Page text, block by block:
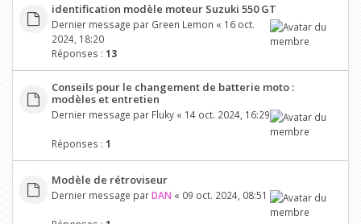
identification modèle moteur Suzuki 550 GT
Dernier message par Green Lemon « 16 oct.
2024, 18:20
Réponses : 13
Conseils pour le changement de batterie moto :
modèles et entretien
Dernier message par Fluky« 14 oct. 2024, 16:29
Réponses : 1
Modèle de rétroviseur
Dernier message parDAN « 09 oct. 2024, 08:51